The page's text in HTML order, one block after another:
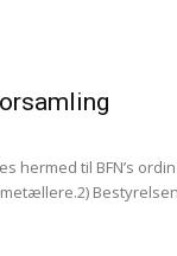
hermed til BFN’s